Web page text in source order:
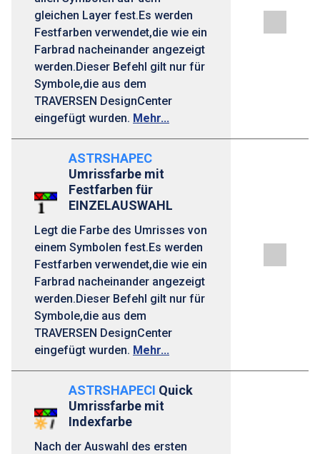
gleichen Layer fest.Es werden
Festfarben verwendet,die wie ein
Farbrad nacheinander angezeigt
werden.Dieser Befehl gilt nur für
Symbole,die aus dem
TRAVERSEN DesignCenter
eingefügt wurden. Mehr...
ASTRSHAPEC
Umrissfarbe mit
Festfarben für
EINZELAUSWAHL
Legt die Farbe des Umrisses von
einem Symbolen fest.Es werden
Festfarben verwendet,die wie ein
Farbrad nacheinander angezeigt
werden.Dieser Befehl gilt nur für
Symbole,die aus dem
TRAVERSEN DesignCenter
eingefügt wurden. Mehr...
ASTRSHAPECI Quick
Umrissfarbe mit
Indexfarbe
Nach der Auswahl des ersten